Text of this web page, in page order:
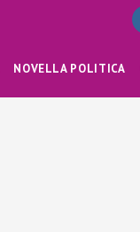
NOVELLA POLITICA